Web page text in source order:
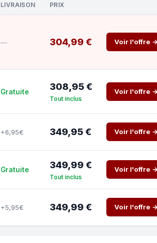
LIVRAISON PRIX
— 304,99 € Voir l'offre →
Gratuite 308,95 €
Tout inclus
Voir l'offre →
+6,95€ 349,95 € Voir l'offre →
Gratuite 349,99 €
Tout inclus
Voir l'offre →
+5,95€ 349,99 € Voir l'offre →